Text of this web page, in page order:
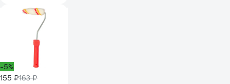
-5%
155 ₽163 ₽